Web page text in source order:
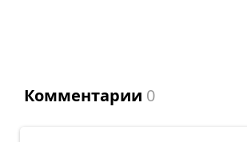
Комментарии 0